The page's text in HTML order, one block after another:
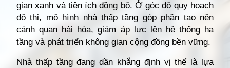
gian xanh và tiện ích đồng bộ. Ở góc độ quy hoạch
đô thị, mô hình nhà thấp tầng góp phần tạo nên
cảnh quan hài hòa, giảm áp lực lên hệ thống hạ
tầng và phát triển không gian cộng đồng bền vững.
Nhà thấp tầng đang dần khẳng định vị thế là lựa